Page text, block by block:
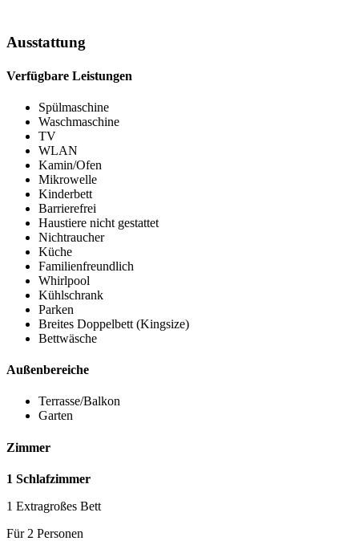
Ausstattung
Verfügbare Leistungen
Spülmaschine
Waschmaschine
TV
WLAN
Kamin/Ofen
Mikrowelle
Kinderbett
Barrierefrei
Haustiere nicht gestattet
Nichtraucher
Küche
Familienfreundlich
Whirlpool
Kühlschrank
Parken
Breites Doppelbett (Kingsize)
Bettwäsche
Außenbereiche
Terrasse/Balkon
Garten
Zimmer
1 Schlafzimmer
1 Extragroßes Bett
Für 2 Personen